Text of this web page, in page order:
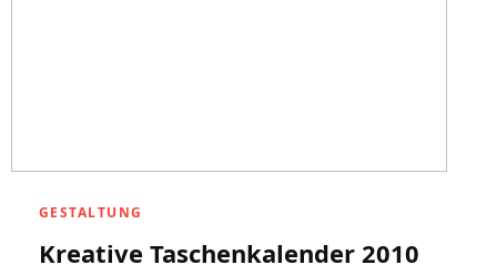
GESTALTUNG
Kreative Taschenkalender 2010